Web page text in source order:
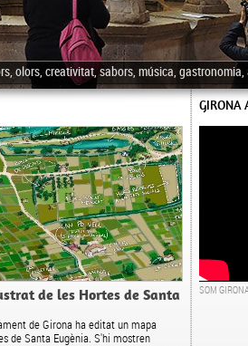
olors, creativitat, sabors, música,
de les Hortes de Santa
de Girona ha editat un mapa
de Santa Eugènia. S'hi mostren
GIRONA
SOM